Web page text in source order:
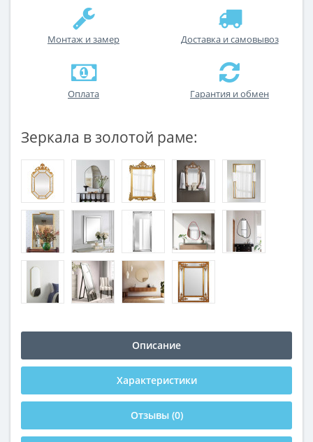
Монтаж и замер Доставка и самовывоз
Оплата Гарантия и обмен
Зеркала в золотой раме:
Описание
Характеристики
Отзывы (0)